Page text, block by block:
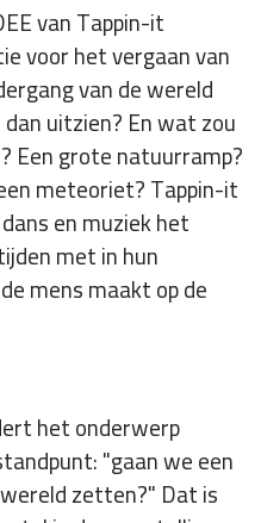
van Tappin-it
voor het vergaan van
van de wereld
uitzien? En wat zou
Een grote natuurramp?
meteoriet? Tappin-it
en muziek het
met in hun
mens maakt op de
het onderwerp
"gaan we een
zetten?" Dat is